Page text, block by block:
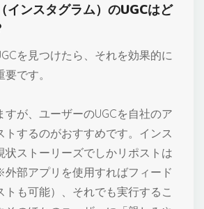
ンスタグラム）のUGCはど
を見つけたら、それを効果的に
です。
すが、ユーザーのUGCを自社のア
トするのがおすすめです。インス
状ストーリーズでしかリポストは
部アプリを使用すればフィード
トも可能）、それでも実行するこ